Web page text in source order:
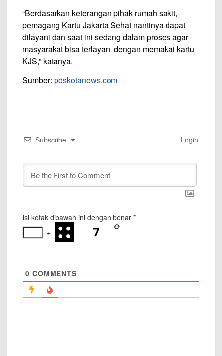
“Berdasarkan keterangan pihak rumah sakit,
pemagang Kartu Jakarta Sehat nantinya dapat
dilayani dan saat ini sedang dalam proses agar
masyarakat bisa terlayani dengan memakai kartu
KJS,” katanya.
Sumber: poskotanews.com
Subscribe Login
isi kotak dibawah ini dengan benar *
+
=
0 COMMENTS